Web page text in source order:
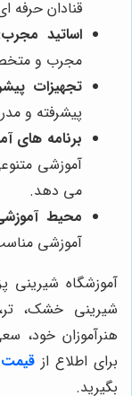
قنادان حرفه
اساتید
مجرب و
تجهیزات
پیشرفته و
برنامه های
آموزشی
می دهد.
محیط
آموزشی
آموزشگاه شیرینی
شیرینی خشک،
هنرآموزان خود،
برای اطلاع از
بگیرید.